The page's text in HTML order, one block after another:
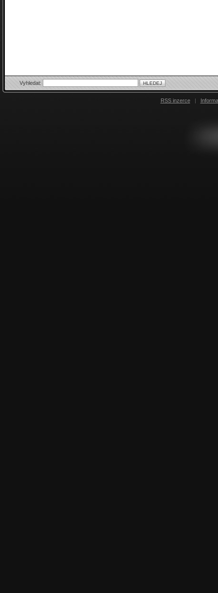
Vyhledat:
RSS inzerce |